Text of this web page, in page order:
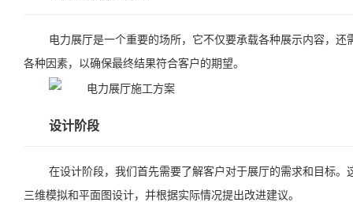
电力展厅是一个重要的场所，它不仅要承载各种展示内容，
各种因素，以确保最终结果符合客户的期望。
设计阶段
在设计阶段，我们首先需要了解客户对于展厅的需求和目标
三维模拟和平面图设计，并根据实际情况提出改进建议。